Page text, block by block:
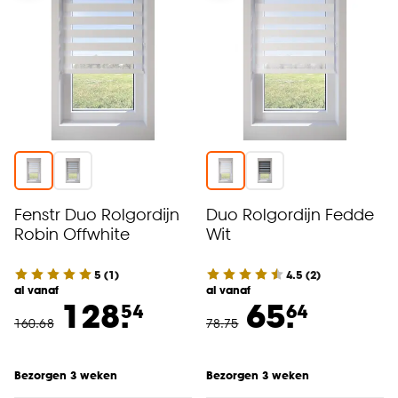
Fenstr Duo Rolgordijn
Robin Offwhite
5 (1)
al vanaf
160.68 128.54
Bezorgen 3 weken
Duo Rolgordijn Fedde
Wit
4.5 (2)
al vanaf
78.75 65.64
Bezorgen 3 weken